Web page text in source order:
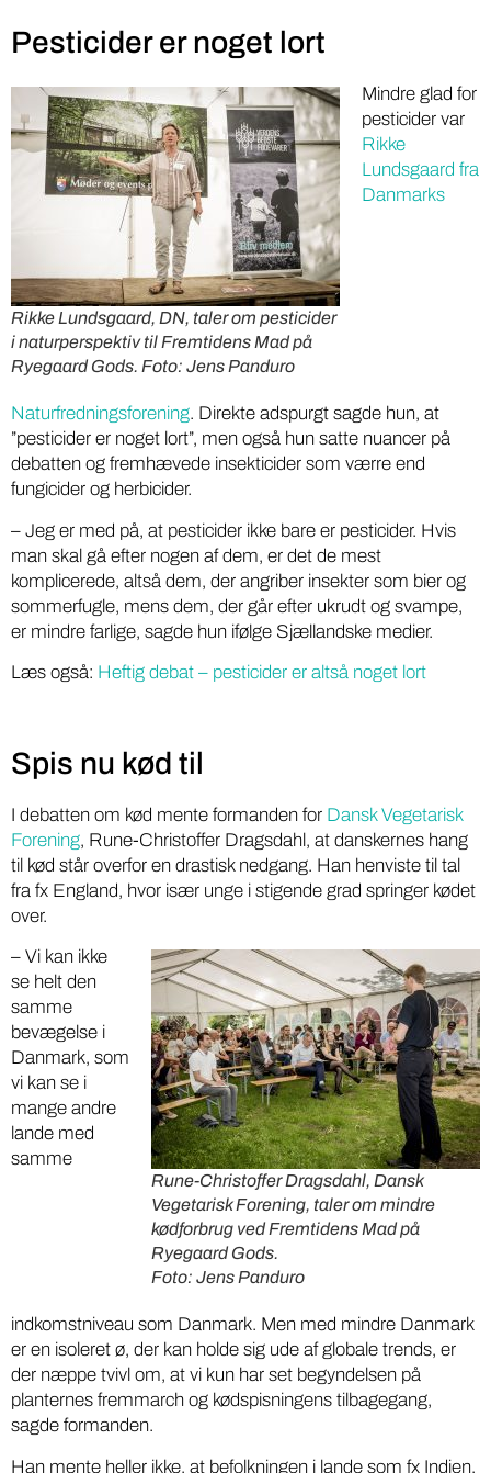
Pesticider er noget lort
Rikke Lundsgaard, DN, taler om pesticider
i naturperspektiv til Fremtidens Mad på
Ryegaard Gods. Foto: Jens Panduro
Mindre glad for
pesticider var
Rikke
Lundsgaard fra
Danmarks
Naturfredningsforening. Direkte adspurgt sagde hun, at
”pesticider er noget lort”, men også hun satte nuancer på
debatten og fremhævede insekticider som værre end
fungicider og herbicider.
– Jeg er med på, at pesticider ikke bare er pesticider. Hvis
man skal gå efter nogen af dem, er det de mest
komplicerede, altså dem, der angriber insekter som bier og
sommerfugle, mens dem, der går efter ukrudt og svampe,
er mindre farlige, sagde hun ifølge Sjællandske medier.
Læs også: Heftig debat – pesticider er altså noget lort
Spis nu kød til
I debatten om kød mente formanden for Dansk Vegetarisk
Forening, Rune-Christoffer Dragsdahl, at danskernes hang
til kød står overfor en drastisk nedgang. Han henviste til tal
fra fx England, hvor især unge i stigende grad springer kødet
over.
Rune-Christoffer Dragsdahl, Dansk
Vegetarisk Forening, taler om mindre
kødforbrug ved Fremtidens Mad på
Ryegaard Gods.
Foto: Jens Panduro
– Vi kan ikke
se helt den
samme
bevægelse i
Danmark, som
vi kan se i
mange andre
lande med
samme
indkomstniveau som Danmark. Men med mindre Danmark
er en isoleret ø, der kan holde sig ude af globale trends, er
der næppe tvivl om, at vi kun har set begyndelsen på
planternes fremmarch og kødspisningens tilbagegang,
sagde formanden.
Han mente heller ikke, at befolkningen i lande som fx Indien,